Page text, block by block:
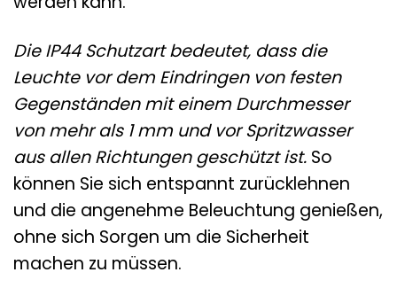
Die IP44 Schutzart bedeutet, dass die
Leuchte vor dem Eindringen von festen
Gegenständen mit einem Durchmesser
von mehr als 1 mm und vor Spritzwasser
aus allen Richtungen geschützt ist. So
können Sie sich entspannt zurücklehnen
und die angenehme Beleuchtung genießen,
ohne sich Sorgen um die Sicherheit
machen zu müssen.